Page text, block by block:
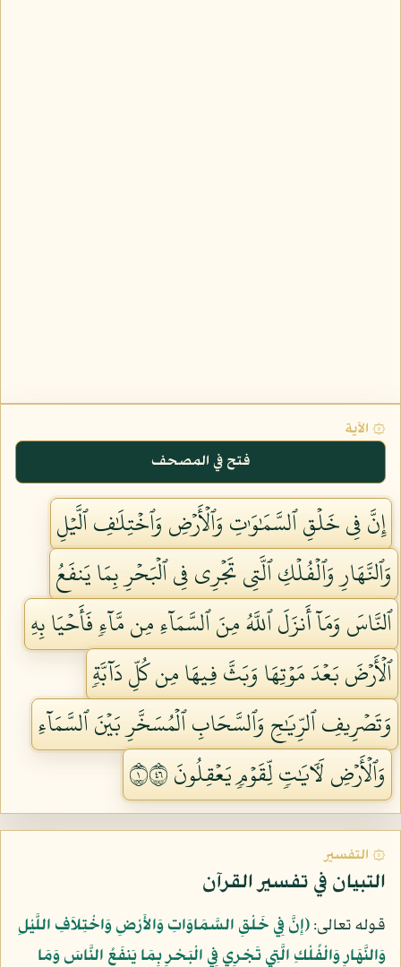
۞ الآية
فتح في المصحف
إِنَّ فِي خَلۡقِ ٱلسَّمَٰوَٰتِ وَٱلۡأَرۡضِ وَٱخۡتِلَٰفِ ٱلَّيۡلِ
وَٱلنَّهَارِ وَٱلۡفُلۡكِ ٱلَّتِي تَجۡرِي فِي ٱلۡبَحۡرِ بِمَا يَنفَعُ
ٱلنَّاسَ وَمَآ أَنزَلَ ٱللَّهُ مِنَ ٱلسَّمَآءِ مِن مَّآءٖ فَأَحۡيَا بِهِ
ٱلۡأَرۡضَ بَعۡدَ مَوۡتِهَا وَبَثَّ فِيهَا مِن كُلِّ دَآبَّةٖ
وَتَصۡرِيفِ ٱلرِّيَٰحِ وَٱلسَّحَابِ ٱلۡمُسَخَّرِ بَيۡنَ ٱلسَّمَآءِ
وَٱلۡأَرۡضِ لَأٓيَٰتٖ لِّقَوۡمٖ يَعۡقِلُونَ ١٦٤
۞ التفسير
التبيان في تفسير القرآن
قوله تعالى:﴿إِنَّ فِي خَلْقِ السَّمَاوَاتِ وَالأَرْضِ وَاخْتِلاَفِ اللَّيْلِ
وَالنَّهَارِ وَالْفُلْكِ الَّتِي تَجْرِي فِي الْبَحْرِ بِمَا يَنفَعُ النَّاسَ وَمَا